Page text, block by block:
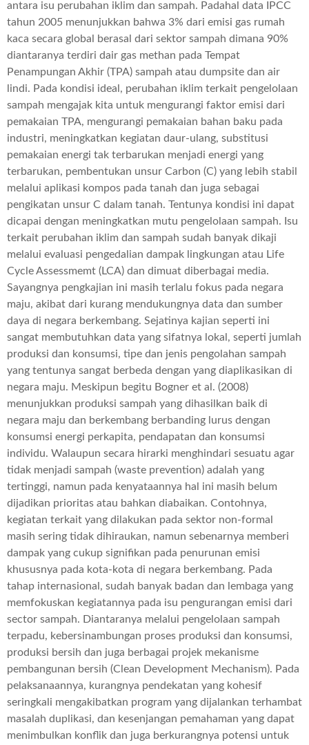
antara isu perubahan iklim dan sampah. Padahal data IPCC
tahun 2005 menunjukkan bahwa 3% dari emisi gas rumah
kaca secara global berasal dari sektor sampah dimana 90%
diantaranya terdiri dair gas methan pada Tempat
Penampungan Akhir (TPA) sampah atau dumpsite dan air
lindi. Pada kondisi ideal, perubahan iklim terkait pengelolaan
sampah mengajak kita untuk mengurangi faktor emisi dari
pemakaian TPA, mengurangi pemakaian bahan baku pada
industri, meningkatkan kegiatan daur-ulang, substitusi
pemakaian energi tak terbarukan menjadi energi yang
terbarukan, pembentukan unsur Carbon (C) yang lebih stabil
melalui aplikasi kompos pada tanah dan juga sebagai
pengikatan unsur C dalam tanah. Tentunya kondisi ini dapat
dicapai dengan meningkatkan mutu pengelolaan sampah. Isu
terkait perubahan iklim dan sampah sudah banyak dikaji
melalui evaluasi pengedalian dampak lingkungan atau Life
Cycle Assessmemt (LCA) dan dimuat diberbagai media.
Sayangnya pengkajian ini masih terlalu fokus pada negara
maju, akibat dari kurang mendukungnya data dan sumber
daya di negara berkembang. Sejatinya kajian seperti ini
sangat membutuhkan data yang sifatnya lokal, seperti jumlah
produksi dan konsumsi, tipe dan jenis pengolahan sampah
yang tentunya sangat berbeda dengan yang diaplikasikan di
negara maju. Meskipun begitu Bogner et al. (2008)
menunjukkan produksi sampah yang dihasilkan baik di
negara maju dan berkembang berbanding lurus dengan
konsumsi energi perkapita, pendapatan dan konsumsi
individu. Walaupun secara hirarki menghindari sesuatu agar
tidak menjadi sampah (waste prevention) adalah yang
tertinggi, namun pada kenyataannya hal ini masih belum
dijadikan prioritas atau bahkan diabaikan. Contohnya,
kegiatan terkait yang dilakukan pada sektor non-formal
masih sering tidak dihiraukan, namun sebenarnya memberi
dampak yang cukup signifikan pada penurunan emisi
khususnya pada kota-kota di negara berkembang. Pada
tahap internasional, sudah banyak badan dan lembaga yang
memfokuskan kegiatannya pada isu pengurangan emisi dari
sector sampah. Diantaranya melalui pengelolaan sampah
terpadu, kebersinambungan proses produksi dan konsumsi,
produksi bersih dan juga berbagai projek mekanisme
pembangunan bersih (Clean Development Mechanism). Pada
pelaksanaannya, kurangnya pendekatan yang kohesif
seringkali mengakibatkan program yang dijalankan terhambat
masalah duplikasi, dan kesenjangan pemahaman yang dapat
menimbulkan konflik dan juga berkurangnya potensi untuk